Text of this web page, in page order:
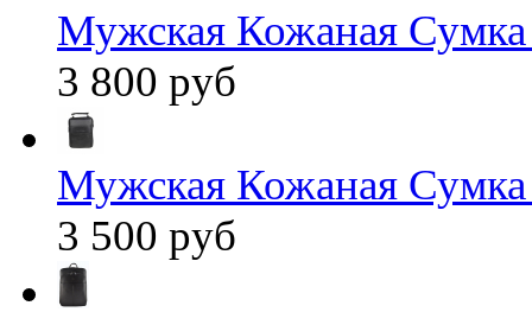
Мужская Кожаная
3 800 руб
Мужская Кожаная
3 500 руб